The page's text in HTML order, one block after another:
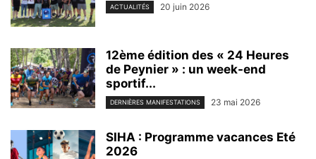
ACTUALITÉS 20 juin 2026
12ème édition des « 24 Heures
de Peynier » : un week-end
sportif...
DERNIÈRES MANIFESTATIONS 23 mai 2026
SIHA : Programme vacances Eté
2026